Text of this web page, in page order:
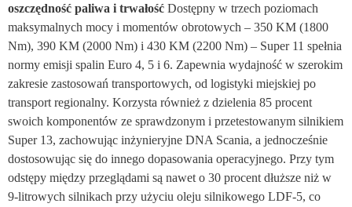
oszczędność paliwa i trwałość Dostępny w trzech poziomach
maksymalnych mocy i momentów obrotowych – 350 KM (1800
Nm), 390 KM (2000 Nm) i 430 KM (2200 Nm) – Super 11 spełnia
normy emisji spalin Euro 4, 5 i 6. Zapewnia wydajność w szerokim
zakresie zastosowań transportowych, od logistyki miejskiej po
transport regionalny. Korzysta również z dzielenia 85 procent
swoich komponentów ze sprawdzonym i przetestowanym silnikiem
Super 13, zachowując inżynieryjne DNA Scania, a jednocześnie
dostosowując się do innego dopasowania operacyjnego. Przy tym
odstępy między przeglądami są nawet o 30 procent dłuższe niż w
9-litrowych silnikach przy użyciu oleju silnikowego LDF-5, co